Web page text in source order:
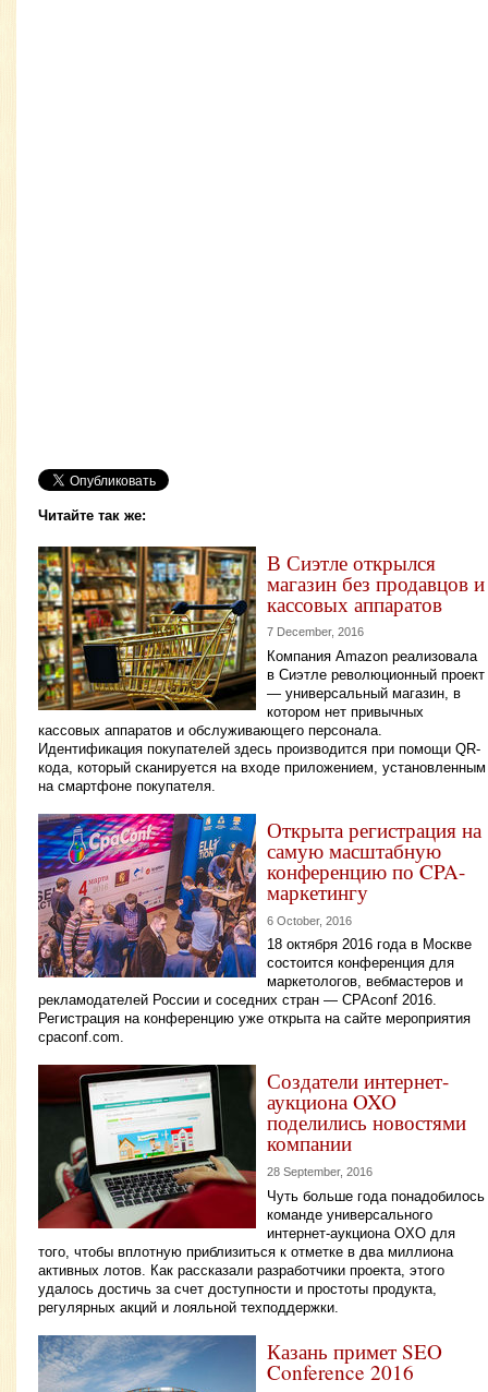
Читайте так же:
В Сиэтле открылся
магазин без продавцов и
кассовых аппаратов
7 December, 2016
Компания Amazon реализовала
в Сиэтле революционный проект
— универсальный магазин, в
котором нет привычных
кассовых аппаратов и обслуживающего персонала.
Идентификация покупателей здесь производится при помощи QR-
кода, который сканируется на входе приложением, установленным
на смартфоне покупателя.
Открыта регистрация на
самую масштабную
конференцию по CPA-
маркетингу
6 October, 2016
18 октября 2016 года в Москве
состоится конференция для
маркетологов, вебмастеров и
рекламодателей России и соседних стран — CPAconf 2016.
Регистрация на конференцию уже открыта на сайте мероприятия
cpaconf.com.
Создатели интернет-
аукциона OXO
поделились новостями
компании
28 September, 2016
Чуть больше года понадобилось
команде универсального
интернет-аукциона OXO для
того, чтобы вплотную приблизиться к отметке в два миллиона
активных лотов. Как рассказали разработчики проекта, этого
удалось достичь за счет доступности и простоты продукта,
регулярных акций и лояльной техподдержки.
Казань примет SEO
Conference 2016